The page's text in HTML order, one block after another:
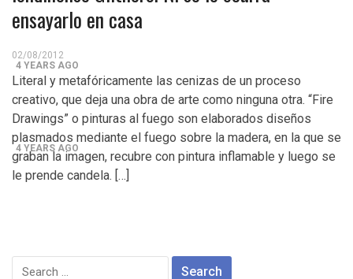
Control del Senado EUA en juego en 2da vuelta
4 YEARS AGO
¡Finalmente! Cámara de Representantes obtiene
declaraciones de impuestos de Donald Trump
4 YEARS AGO
¡Culpable! Jurado en Washington D.C. falla en contra
ensayarlo en casa
02/08/2012
Literal y metafóricamente las cenizas de un proceso
creativo, que deja una obra de arte como ninguna otra. “Fire
Drawings” o pinturas al fuego son elaborados diseños
plasmados mediante el fuego sobre la madera, en la que se
graban la imagen, recubre con pintura inflamable y luego se
le prende candela. […]
Search